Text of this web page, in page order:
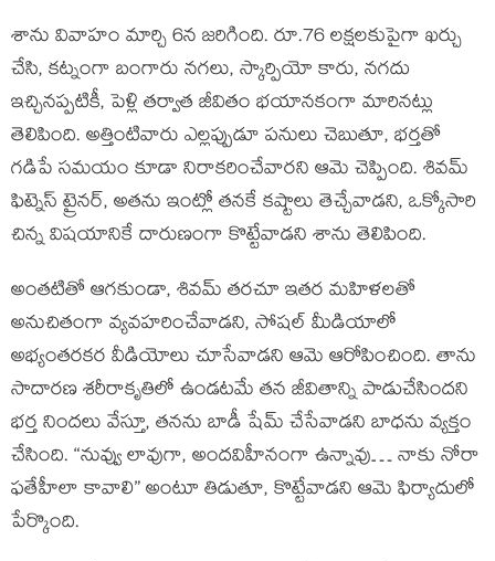
శాను వివాహం మార్చి 6న జరిగింది. రూ.76 లక్షలకుపైగా ఖర్చు
చేసి, కట్నంగా బంగారు నగలు, స్కార్పియో కారు, నగదు
ఇచ్చినప్పటికీ, పెళ్లి తర్వాత జీవితం భయానకంగా మారినట్లు
తెలిపింది. అత్తింటివారు ఎల్లప్పుడూ పనులు చెబుతూ, భర్తతో
గడిపే సమయం కూడా నిరాకరించేవారని ఆమె చెప్పింది. శివమ్
ఫిట్నెస్ ట్రైనర్, అతను ఇంట్లో తనకే కష్టాలు తెచ్చేవాడని, ఒక్కోసారి
చిన్న విషయానికే దారుణంగా కొట్టేవాడని శాను తెలిపింది.
అంతటితో ఆగకుండా, శివమ్ తరచూ ఇతర మహిళలతో
అనుచితంగా వ్యవహరించేవాడని, సోషల్ మీడియాలో
అభ్యంతరకర వీడియోలు చూసేవాడని ఆమె ఆరోపించింది. తాను
సాదారణ శరీరాకృతిలో ఉండటమే తన జీవితాన్ని పాడుచేసిందని
భర్త నిందలు వేస్తూ, తనను బాడీ షేమ్ చేసేవాడని బాధను వ్యక్తం
చేసింది. “నువ్వు లావుగా, అందవిహీనంగా ఉన్నావు… నాకు నోరా
ఫతేహీలా కావాలి” అంటూ తిడుతూ, కొట్టేవాడని ఆమె ఫిర్యాదులో
పేర్కొంది.